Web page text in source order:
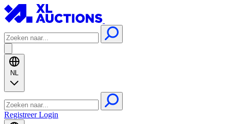
NL
RegistreerLogin